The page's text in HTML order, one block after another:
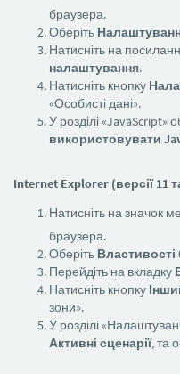
браузера.
Оберіть
Натисніть на
налаштування.
Натисніть кнопку
«Особисті дані».
У розділі «JavaScript»
використовувати
Internet Explorer (версії 11
Натисніть на значок
браузера.
Оберіть
Перейдіть на вкладку
Натисніть кнопку
зони».
У розділі
Активні сценарії, та